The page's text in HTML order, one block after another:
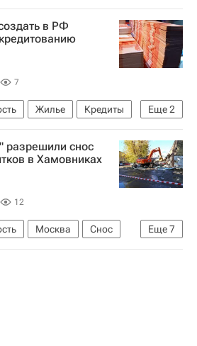
Сбербанк России
в РФ
7
Еще2
Жилье
Кредиты
Россия
разрешили снос
в Хамовниках
12
Еще7
Москва
Снос
жилье
ГК "Галс"